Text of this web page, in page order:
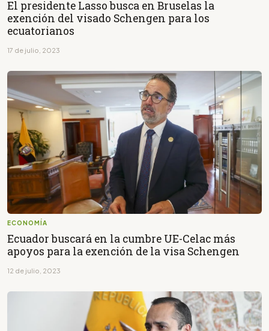
El presidente Lasso busca en Bruselas la
exención del visado Schengen para los
ecuatorianos
17 de julio, 2023
ECONOMÍA
Ecuador buscará en la cumbre UE-Celac más
apoyos para la exención de la visa Schengen
12 de julio, 2023